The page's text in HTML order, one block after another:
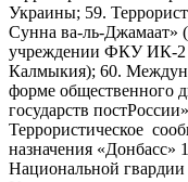
Украины; 59.
Сунна ва-ль-Джамаат»
учреждении ФКУ ИК-2
Калмыкия); 60.
форме общественного
государств
Террористическое
назначения «Донбасс»
Национальной гвардии